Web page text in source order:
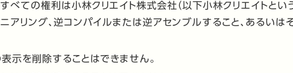
ての権利は小林クリエイト株式会社（以下小林クリエイトという
アリング、逆コンパイルまたは逆アセンブルすること、あるい
示を削除することはできません。